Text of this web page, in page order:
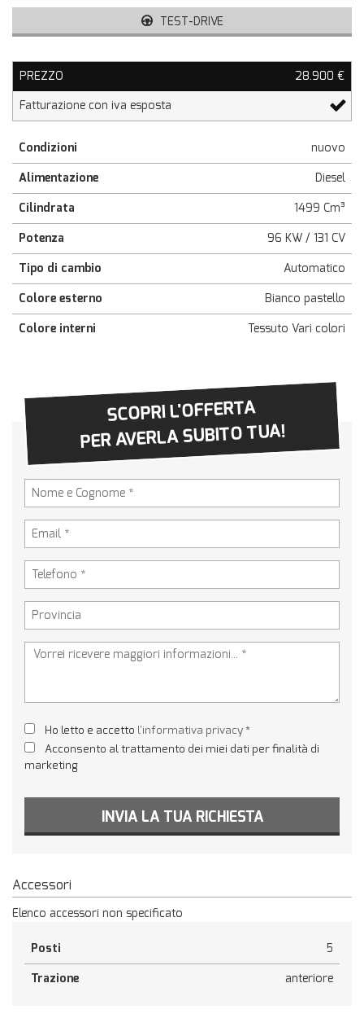
TEST-DRIVE
PREZZO
28.900 €
Fatturazione con iva esposta
Condizioni
nuovo
Alimentazione
Diesel
Cilindrata
1499 Cm³
Potenza
96 KW / 131 CV
Tipo di cambio
Automatico
Colore esterno
Bianco pastello
Colore interni
Tessuto Vari colori
SCOPRI L'OFFERTA
PER AVERLA SUBITO TUA!
Ho letto e accetto l'informativa privacy*
Acconsento al trattamento dei miei dati per finalità di
marketing
INVIA LA TUA RICHIESTA
Accessori
Elenco accessori non specificato
Posti
5
Trazione
anteriore